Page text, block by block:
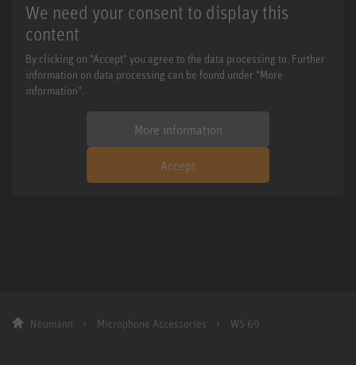
We need your consent to display this
content
By clicking on "Accept" you agree to the data processing to. Further
information on data processing can be found under "More
information".
More information
Accept
Neumann Microphone Accessories WS 69